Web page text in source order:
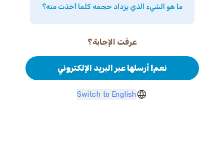
ما هو الشيء الذي يزداد حجمه كلما أخذت منه؟
عرفت الإجابة؟
نعم! أرسلها عبر البريد الإلكتروني
Switch to English